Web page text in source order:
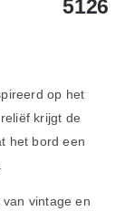
5126
op het
krijgt de
het bord een
vintage en